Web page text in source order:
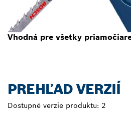
Vhodná pre všetky
PREHĽAD VERZIÍ
Dostupné verzie produktu: 2